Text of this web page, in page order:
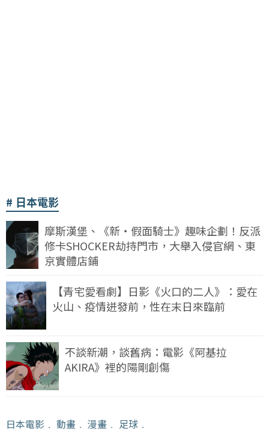
日本電影
摩斯漢堡、《新・假面騎士》趣味企劃！反派
修卡SHOCKER劫持門市，大舉入侵官網、東
京實體店鋪
【青宅愛看劇】日影《火口的二人》：愛在
火山、疫情迸發前，性在末日來臨前
不談新潮，談舊病：電影《阿基拉
AKIRA》裡的陽剛創傷
日本電影 ﹒ 動畫 ﹒ 漫畫 ﹒ 足球 ﹒